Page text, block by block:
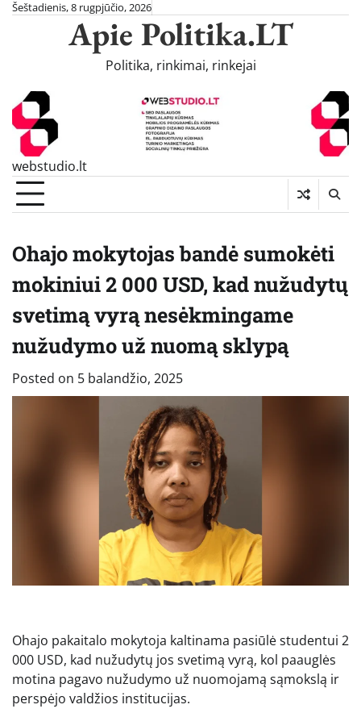
SkipŠeštadienis, 8 rugpjūčio, 2026
Apie Politika.LT
Politika, rinkimai, rinkejai
webstudio.lt
Ohajo mokytojas bandė sumokėti
mokiniui 2 000 USD, kad nužudytų
svetimą vyrą nesėkmingame
nužudymo už nuomą sklypą
Posted on 5 balandžio, 2025
Ohajo pakaitalo mokytoja kaltinama pasiūlė studentui 2
000 USD, kad nužudytų jos svetimą vyrą, kol paauglės
motina pagavo nužudymo už nuomojamą sąmokslą ir
perspėjo valdžios institucijas.